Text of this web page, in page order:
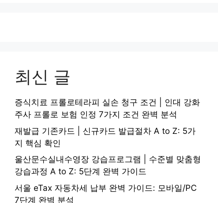
최신 글
증식치료 프롤로테라피 실손 청구 조건 | 인대 강화
주사 프롤로 보험 인정 7가지 조건 완벽 분석
재발급 기존카드 | 신규카드 발급절차 A to Z: 5가
지 핵심 확인
울산문수실내수영장 강습프로그램 | 수준별 맞춤형
강습과정 A to Z: 5단계 완벽 가이드
서울 eTax 자동차세 납부 완벽 가이드: 모바일/PC
7단계 완벽 분석